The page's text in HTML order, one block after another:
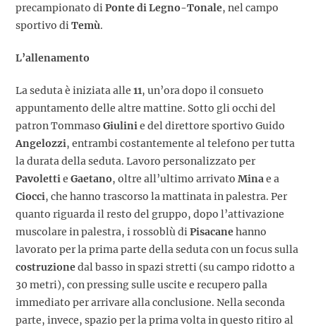
precampionato diPonte di Legno-Tonale, nel campo
sportivo diTemù.
L’allenamento
La seduta è iniziata alle 11, un’ora dopo il consueto
appuntamento delle altre mattine. Sotto gli occhi del
patron Tommaso Giulinie del direttore sportivo Guido
Angelozzi, entrambi costantemente al telefono per tutta
la durata della seduta. Lavoro personalizzato per
Pavolettie Gaetano, oltre all’ultimo arrivato Minae a
Ciocci, che hanno trascorso la mattinata in palestra. Per
quanto riguarda il resto del gruppo, dopo l’attivazione
muscolare in palestra, i rossoblù diPisacanehanno
lavorato per la prima parte della seduta con un focus sulla
costruzionedal basso in spazi stretti (su campo ridotto a
30 metri), con pressing sulle uscite e recupero palla
immediato per arrivare alla conclusione. Nella seconda
parte, invece, spazio per la prima volta in questo ritiro al